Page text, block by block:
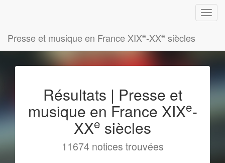
Presse et musique en France XIXe-XXe siècles
Résultats | Presse et
musique en France XIXe-
XXe siècles
11674 notices trouvées